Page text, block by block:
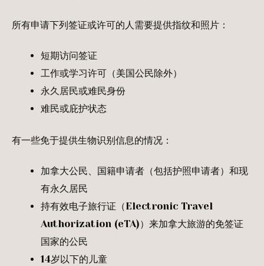
所有申请下列签证或许可的人需要提供指纹和照片：
短期访问签证
工作或学习许可（美国公民除外）
永久居民或难民身份
难民或庇护状态
有一些免于提供生物识别信息的情况：
加拿大公民、国籍申请者（包括护照申请者）和现
有永久居民
持有效电子旅行证（Electronic Travel
Authorization (eTA)）来加拿大旅游的免签证
国家的公民
14岁以下的儿童